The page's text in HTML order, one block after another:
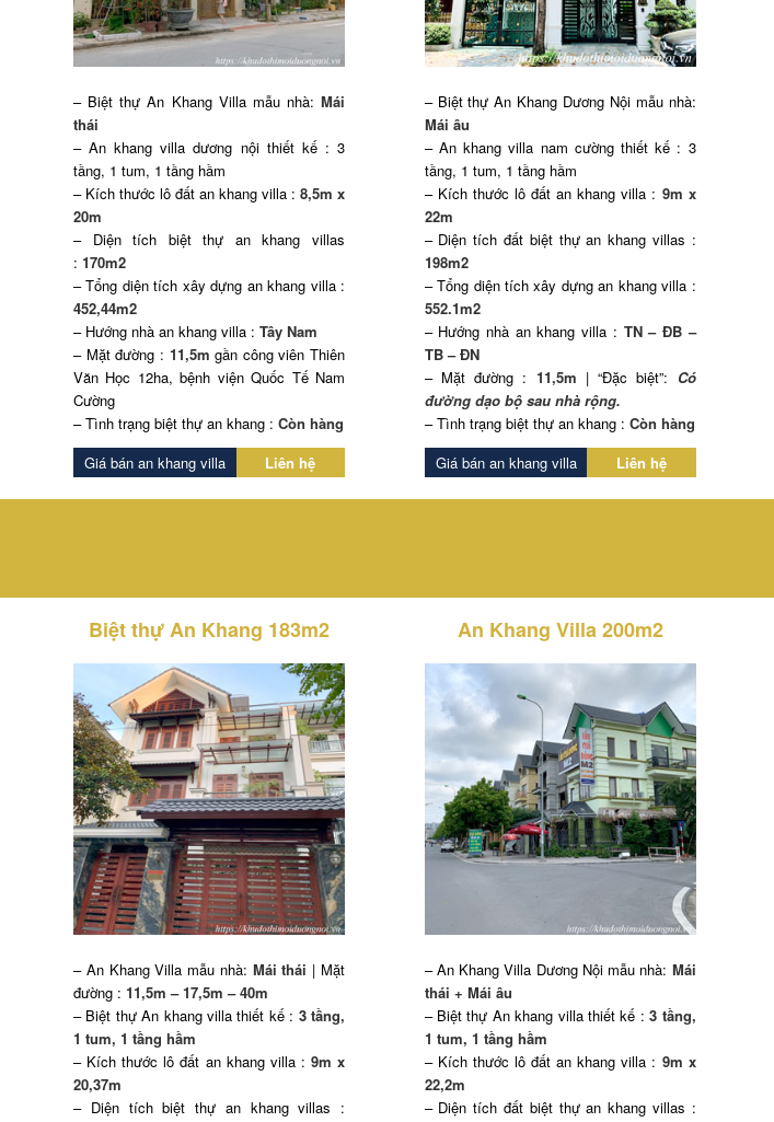
– Biệt thự An Khang Villa mẫu nhà:Mái
thái
– An khang villa dương nội thiết kế : 3
tầng, 1 tum, 1 tầng hầm
– Kích thước lô đất an khang villa :8,5m x
20m
– Diện tích biệt thự an khang villas
: 170m2
– Tổng diện tích xây dựng an khang villa :
452,44m2
– Hướng nhà an khang villa : Tây Nam
– Mặt đường : 11,5m gần công viên Thiên
Văn Học 12ha, bệnh viện Quốc Tế Nam
Cường
– Tình trạng biệt thự an khang : Còn hàng
Giá bán an khang villa
Liên hệ
– Biệt thự An Khang Dương Nội mẫu nhà:
Mái âu
– An khang villa nam cường thiết kế : 3
tầng, 1 tum, 1 tầng hầm
– Kích thước lô đất an khang villa : 9m x
22m
– Diện tích đất biệt thự an khang villas :
198m2
– Tổng diện tích xây dựng an khang villa :
552.1m2
– Hướng nhà an khang villa : TN – ĐB –
TB – ĐN
– Mặt đường : 11,5m | “Đặc biệt”: Có
đường dạo bộ sau nhà rộng.
– Tình trạng biệt thự an khang : Còn hàng
Giá bán an khang villa
Liên hệ
Biệt thự An Khang 183m2
– An Khang Villa mẫu nhà: Mái thái | Mặt
đường : 11,5m – 17,5m – 40m
– Biệt thự An khang villa thiết kế : 3 tầng,
1 tum, 1 tầng hầm
– Kích thước lô đất an khang villa : 9m x
20,37m
– Diện tích biệt thự an khang villas :
An Khang Villa 200m2
– An Khang Villa Dương Nội mẫu nhà: Mái
thái + Mái âu
– Biệt thự An khang villa thiết kế :3 tầng,
1 tum, 1 tầng hầm
– Kích thước lô đất an khang villa : 9m x
22,2m
– Diện tích đất biệt thự an khang villas :